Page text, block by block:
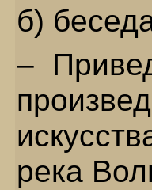
б)
–
река